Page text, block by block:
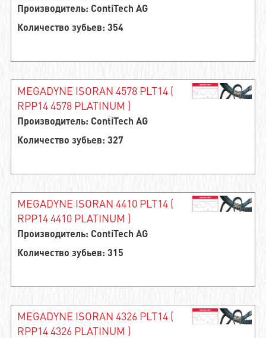
Производитель: ContiTech AG
Количество зубьев: 354
MEGADYNE ISORAN 4578 PLT14 (
RPP14 4578 PLATINUM )
Производитель: ContiTech AG
Количество зубьев: 327
MEGADYNE ISORAN 4410 PLT14 (
RPP14 4410 PLATINUM )
Производитель: ContiTech AG
Количество зубьев: 315
MEGADYNE ISORAN 4326 PLT14 (
RPP14 4326 PLATINUM )